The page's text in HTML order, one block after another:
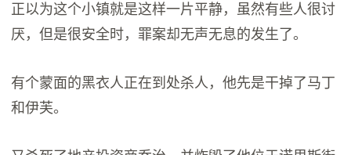
正以为这个小镇就是这样一片平静，虽然有些人很讨
厌，但是很安全时，罪案却无声无息的发生了。
有个蒙面的黑衣人正在到处杀人，他先是干掉了马丁
和伊芙。